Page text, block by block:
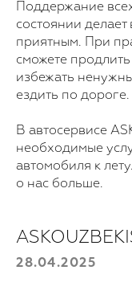
Поддержание
состоянии
приятным. При
сможете
избежать
ездить по дороге.
В автосервисе
необходимые
автомобиля к
о нас больше.
28.04.2025
Оставьте свои
Для